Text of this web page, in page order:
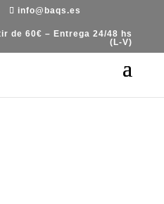
info@baqs.es
de 60€ – Entrega 24/48 hs
(L-V)